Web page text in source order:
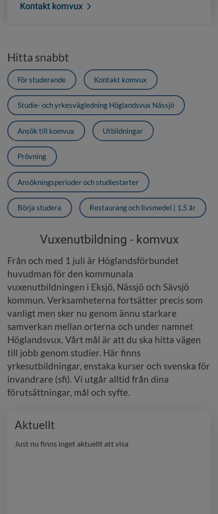
Kontakt komvux
Hitta snabbt
För studerande Kontakt komvux
Studie- och yrkesvägledning Höglandsvux Nässjö
Ansök till komvux Utbildningar
Prövning
Ansökningsperioder och studiestarter
Börja studera Restaurang och livsmedel | 1,5 år
Vuxenutbildning - komvux
Från och med 1 juli är Höglandsförbundet
huvudman för den kommunala
vuxenutbildningen i Eksjö, Nässjö och Sävsjö
kommun. Verksamheterna fortsätter precis som
vanligt men sker nu genom ännu starkare
samverkan mellan orterna och under namnet
Höglandsvux. Vårt mål är att du ska hitta vägen
till jobb genom studier. Här finns
yrkesutbildningar, enstaka kurser och svenska för
invandrare (sfi). Vi utgår alltid från dina
förutsättningar, mål och syfte.
Aktuellt
Just nu finns inget aktuellt att visa